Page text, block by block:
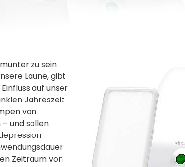
zu sein
Laune, gibt
auf unser
Jahreszeit
von
und sollen
Zeitraum von